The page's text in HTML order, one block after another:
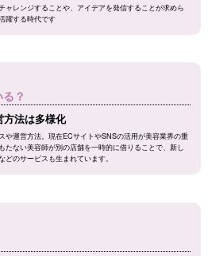
ャレンジすることや、アイデアを発信することが求めら
躍する時代です
？
方法は多様化
や運営方法。現在ECサイトやSNSの活用が美容業界の重
たない美容師が別の店舗を一時的に借りることで、新し
のサービスも生まれています。